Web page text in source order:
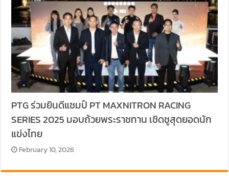
PTG ร่วมยินดีแชมป์ PT MAXNITRON RACING
SERIES 2025 มอบถ้วยพระราชทาน เชิดชูสุดยอดนัก
แข่งไทย
February 10, 2026